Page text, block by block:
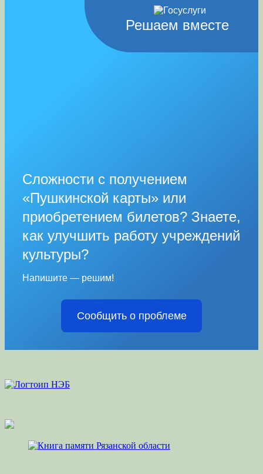
Решаем вместе
Сложности с получением
«Пушкинской карты» или
приобретением билетов? Знаете,
как улучшить работу учреждений
культуры?
Напишите — решим!
Сообщить о проблеме